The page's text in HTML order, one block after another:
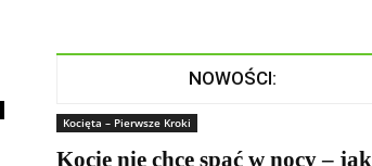
NOWOŚCI:
Kocięta – Pierwsze Kroki
Kocię nie chce spać w nocy – jak